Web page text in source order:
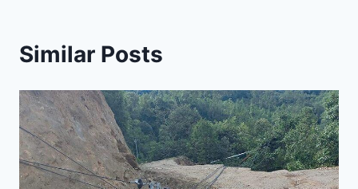
Similar Posts